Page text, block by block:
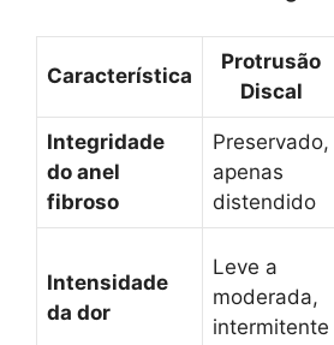
Característica
Protrusão
Discal
Integridade
do anel
fibroso
Preservado,
apenas
distendido
Intensidade
da dor
Leve a
moderada,
intermitente